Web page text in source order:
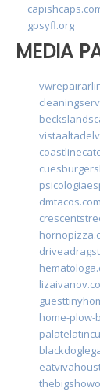
gpsyfl.org
MEDIA
dmtacos.com
home-plow-